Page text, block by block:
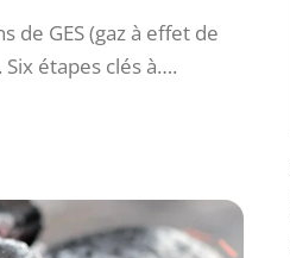
de GES (gaz à effet de
étapes clés à….